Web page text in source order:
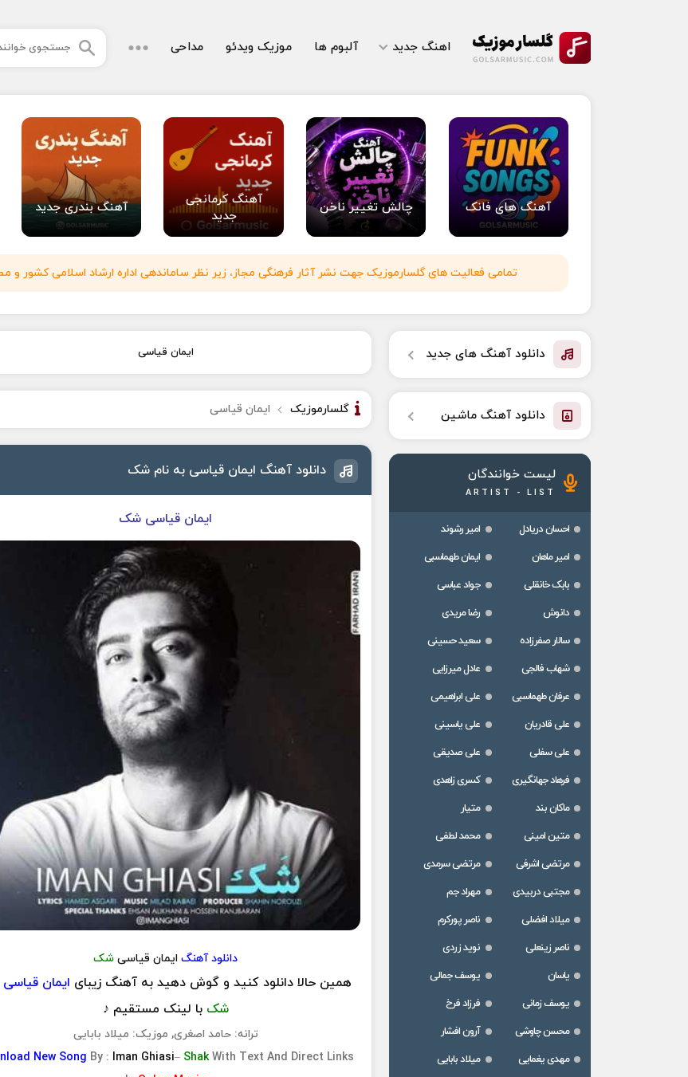
اهنگ جدید آلبوم ها موزیک ویدئو مداحی
آهنگ های فانک چالش تغییر ناخن
آهنگ کرمانجی
جدید
آهنگ بندری جدید
تمامی فعالیت های گلسارموزیک جهت نشر آثار فرهنگی مجاز، زیر نظر ساماندهی اداره ارشاد اسلامی کشور و
ایمان قیاسی
گلسارموزیک ایمان قیاسی
دانلود آهنگ ایمان قیاسی به نام شک
ایمان قیاسی شک
دانلود آهنگ ایمان قیاسی شک
همین حالا دانلود کنید و گوش دهید به آهنگ زیبای ایمان قیاسی
شک با لینک مستقیم ♪
ترانه: حامد اصغری, موزیک: میلاد بابایی
New Song By: Iman Ghiasi– Shak With Text And Direct Links
دانلود آهنگ های جدید
دانلود آهنگ ماشین
لیست خوانندگان
ARTIST - LIST
احسان دریادل
امیر رشوند
امیر ماهان
ایمان طهماسبی
بابک خانقلی
جواد عباسی
دانوش
رضا مریدی
سالار صفرزاده
سعید حسینی
شهاب فالجی
عادل میرزایی
عرفان طهماسبی
علی ابراهیمی
علی قادریان
علی یاسینی
علی سفلی
علی صدیقی
فرهاد جهانگیری
کسری زاهدی
ماکان بند
متیار
متین امینی
محمد لطفی
مرتضی اشرفی
مرتضی سرمدی
مجتبی دربیدی
مهراد جم
میلاد افضلی
ناصر پورکرم
ناصر زینعلی
نوید زردی
یاسان
یوسف جمالی
یوسف زمانی
فرزاد فرخ
محسن چاوشی
آرون افشار
مهدی یغمایی
میلاد بابایی